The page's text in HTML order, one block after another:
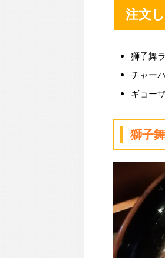
注文
獅子舞
チャー
ギョー
獅子